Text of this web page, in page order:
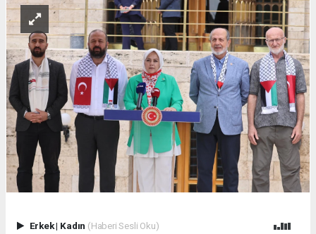
Erkek| Kadın (Haberi Sesli Oku)